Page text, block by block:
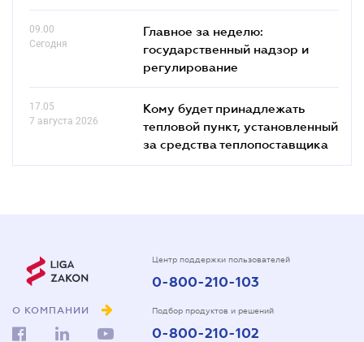
09.00
Сегодня
Главное за неделю:
государственный надзор и
регулирование
17.05
7 августа 2026
Кому будет принадлежать
тепловой пункт, установленный
за средства теплопоставщика
О КОМПАНИИ
Центр поддержки пользователей
0-800-210-103
Подбор продуктов и решений
0-800-210-102